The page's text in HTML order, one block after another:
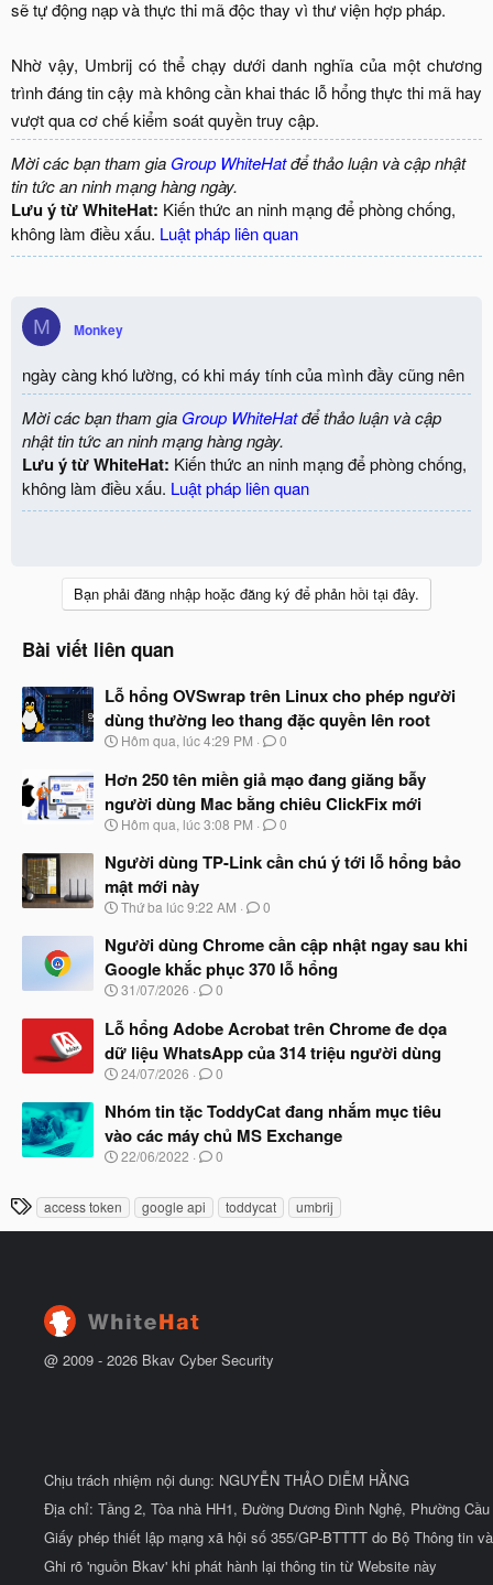
sẽ tự động nạp và thực thi mã độc thay vì thư viện hợp pháp.
Nhờ vậy, Umbrij có thể chạy dưới danh nghĩa của một chương
trình đáng tin cậy mà không cần khai thác lỗ hổng thực thi mã hay
vượt qua cơ chế kiểm soát quyền truy cập.​
Mời các bạn tham gia Group WhiteHatđể thảo luận và cập nhật
tin tức an ninh mạng hàng ngày.
Lưu ý từ WhiteHat: Kiến thức an ninh mạng để phòng chống,
không làm điều xấu. Luật pháp liên quan
M Monkey
ngày càng khó lường, có khi máy tính của mình đầy cũng nên
Mời các bạn tham gia Group WhiteHatđể thảo luận và cập
nhật tin tức an ninh mạng hàng ngày.
Lưu ý từ WhiteHat: Kiến thức an ninh mạng để phòng chống,
không làm điều xấu. Luật pháp liên quan
Bạn phải đăng nhập hoặc đăng ký để phản hồi tại đây.
Bài viết liên quan
Lỗ hổng OVSwrap trên Linux cho phép người
dùng thường leo thang đặc quyền lên root
N
à
y
b
ắ
đ
ầ
u
Hôm qua, lúc 4:29 PM 0
Hơn 250 tên miền giả mạo đang giăng bẫy
người dùng Mac bằng chiêu ClickFix mới
N
à
y
b
ắ
đ
ầ
u
Hôm qua, lúc 3:08 PM 0
Người dùng TP-Link cần chú ý tới lỗ hổng bảo
mật mới này
N
à
y
b
ắ
đ
ầ
u
Thứ ba lúc 9:22 AM 0
Người dùng Chrome cần cập nhật ngay sau khi
Google khắc phục 370 lỗ hổng
N
à
y
b
ắ
đ
ầ
u
31/07/2026 0
Lỗ hổng Adobe Acrobat trên Chrome đe dọa
dữ liệu WhatsApp của 314 triệu người dùng
N
à
b
ắ
đ
ầ
u
24/07/2026 0
Nhóm tin tặc ToddyCat đang nhắm mục tiêu
vào các máy chủ MS Exchange
N
y
u
22/06/2022 0
T
h
access token google api toddycat umbrij
@ 2009 - 2026 Bkav Cyber Security
Chịu trách nhiệm nội dung: NGUYỄN THẢO DIỄM HẰNG
Địa chỉ: Tầng 2, Tòa nhà HH1, Đường Dương Đình Nghệ, Phường
Giấy phép thiết lập mạng xã hội số 355/GP-BTTTT do Bộ Thông tin
Ghi rõ 'nguồn Bkav' khi phát hành lại thông tin từ Website này